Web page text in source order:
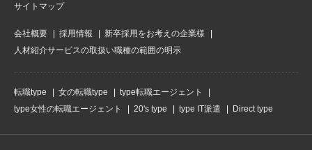
サイトマップ
会社概要 採用情報
新卒採用をお考えの企業様
人材紹介サービスの取扱い職種の範囲の明示
転職type 女の転職type
type転職エージェント
type女性の転職エージェント
20's type type IT派遣 Direct type